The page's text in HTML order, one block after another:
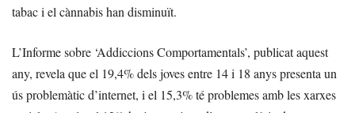
tabac i el cànnabis han disminuït.
L’Informe sobre ‘Addiccions Comportamentals’, publicat aquest
any, revela que el 19,4% dels joves entre 14 i 18 anys presenta un
ús problemàtic d’internet, i el 15,3% té problemes amb les xarxes